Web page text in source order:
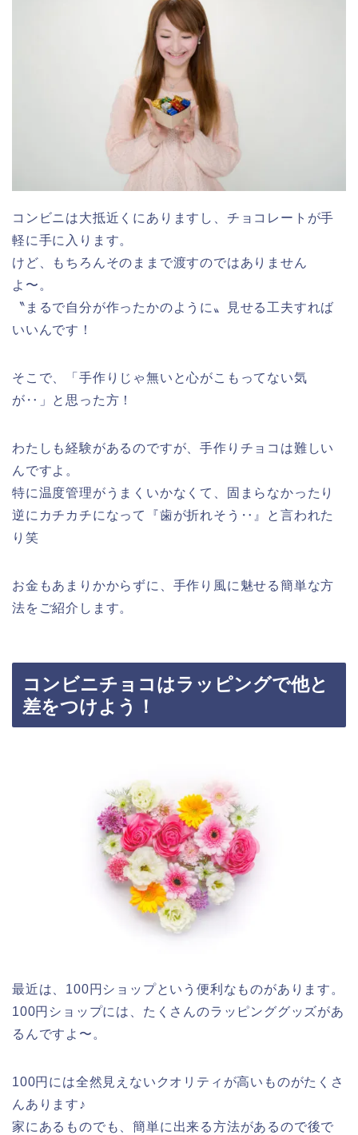
コンビニは大抵近くにありますし、チョコレートが手
軽に手に入ります。
けど、もちろんそのままで渡すのではありません
よ〜。
〝まるで自分が作ったかのように〟見せる工夫すれば
いいんです！
そこで、「手作りじゃ無いと心がこもってない気
が‥」と思った方！
わたしも経験があるのですが、手作りチョコは難しい
んですよ。
特に温度管理がうまくいかなくて、固まらなかったり
逆にカチカチになって『歯が折れそう‥』と言われた
り笑
お金もあまりかからずに、手作り風に魅せる簡単な方
法をご紹介します。
コンビニチョコはラッピングで他と
差をつけよう！
最近は、100円ショップという便利なものがあります。
100円ショップには、たくさんのラッピンググッズがあ
るんですよ〜。
100円には全然見えないクオリティが高いものがたくさ
んあります♪
家にあるものでも、簡単に出来る方法があるので後で